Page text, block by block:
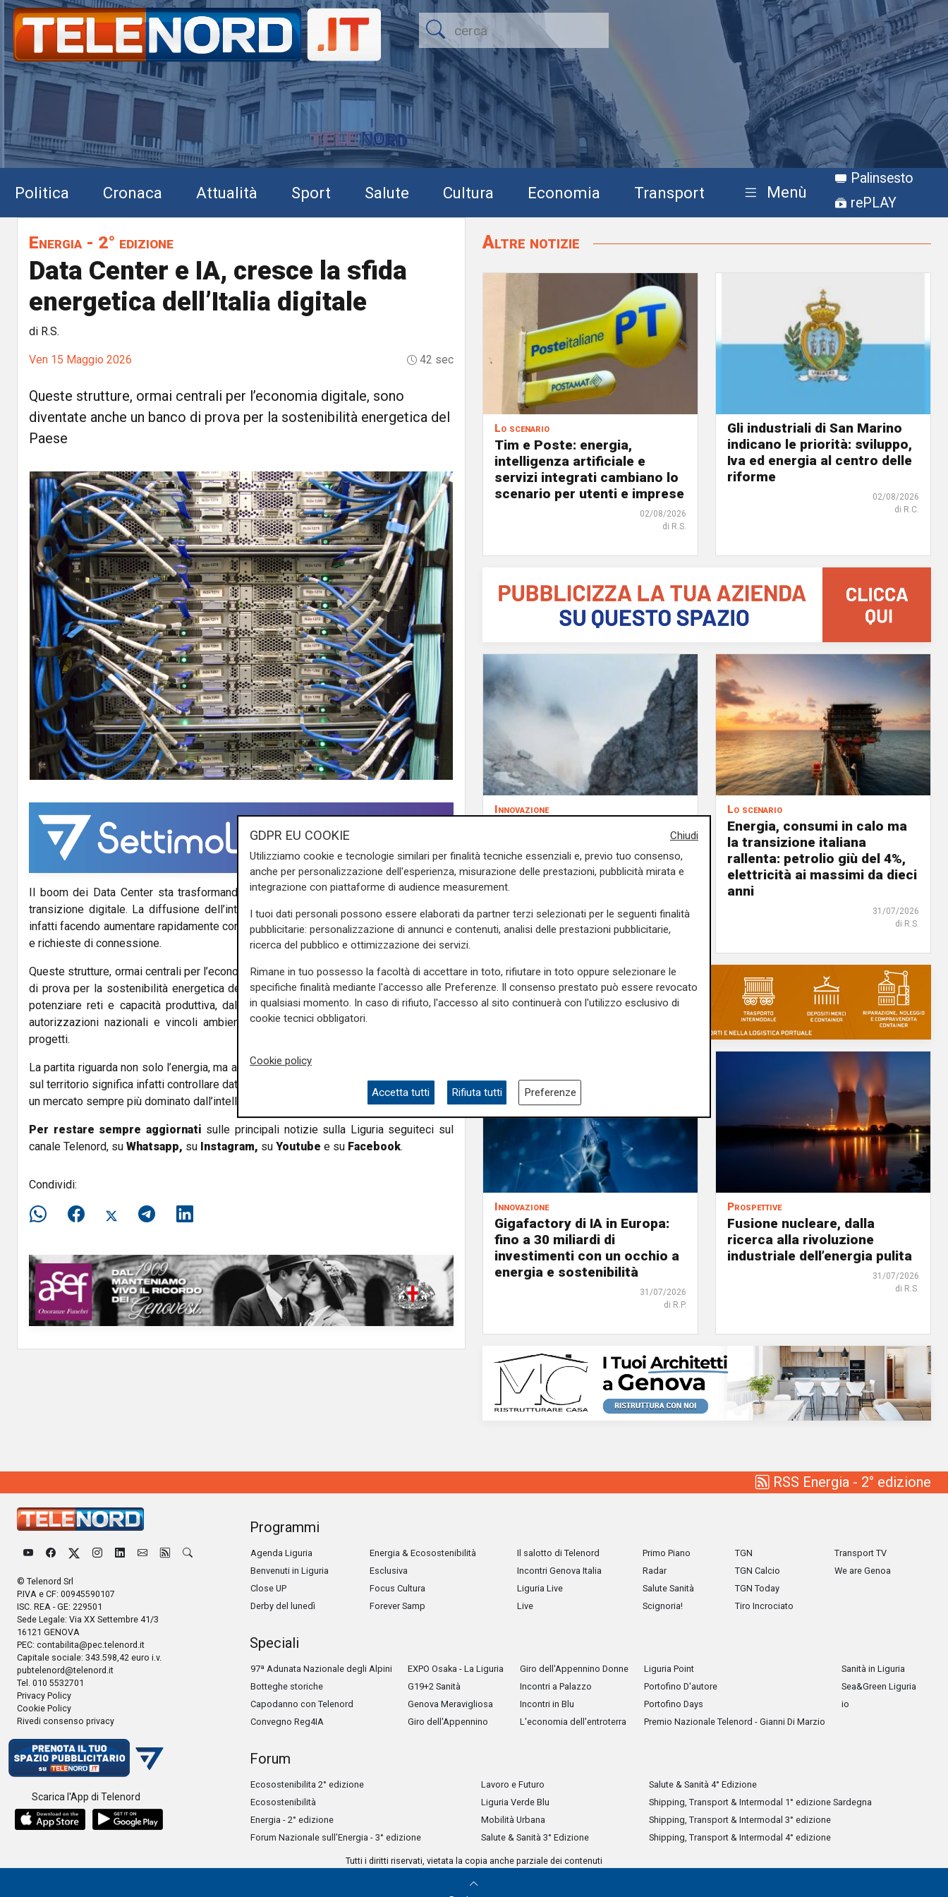
Politica Cronaca Attualità Sport Salute Cultura Economia Transport Menù
Palinsesto
rePLAY
Energia - 2° edizione
Data Center e IA, cresce la sfida
energetica dell’Italia digitale
di R.S.
Ven 15 Maggio 2026 42 sec
Queste strutture, ormai centrali per l’economia digitale, sono
diventate anche un banco di prova per la sostenibilità energetica del
Paese
Il boom dei Data Center sta trasformando l’Italia in uno dei fronti più delicati della
transizione digitale. La diffusione dell’intelligenza artificiale e dei servizi cloud sta
infatti facendo aumentare rapidamente consumi energetici, investimenti infrastrutturali
e richieste di connessione.
Queste strutture, ormai centrali per l’economia digitale, sono diventate anche un banco
di prova per la sostenibilità energetica del Paese. Da un lato cresce la necessità di
potenziare reti e capacità produttiva, dall’altro entrano in gioco normative europee,
autorizzazioni nazionali e vincoli ambientali che influenzano tempi e sviluppo dei
progetti.
La partita riguarda non solo l’energia, ma anche la sovranità digitale: avere Data Center
sul territorio significa infatti controllare dati, servizi strategici e capacità tecnologica in
un mercato sempre più dominato dall’intelligenza artificiale.
Per restare sempre aggiornati sulle principali notizie sulla Liguria seguiteci sul
canale Telenord, su Whatsapp, su Instagram, su Youtube e su Facebook.
Condividi:
Altre notizie
Lo scenario
Tim e Poste: energia,
intelligenza artificiale e
servizi integrati cambiano lo
scenario per utenti e imprese
02/08/2026
di R.S.
Gli industriali di San Marino
indicano le priorità: sviluppo,
Iva ed energia al centro delle
riforme
02/08/2026
di R.C.
Innovazione
Primo Climate per accelerare
la transizione energetica
di R.S.
Lo scenario
Energia, consumi in calo ma
la transizione italiana
rallenta: petrolio giù del 4%,
elettricità ai massimi da dieci
anni
31/07/2026
di R.S.
Innovazione
Gigafactory di IA in Europa:
fino a 30 miliardi di
investimenti con un occhio a
energia e sostenibilità
31/07/2026
di R.P.
Prospettive
Fusione nucleare, dalla
ricerca alla rivoluzione
industriale dell’energia pulita
31/07/2026
di R.S.
RSS Energia - 2° edizione
© Telenord Srl
P.IVA e CF: 00945590107
ISC. REA - GE: 229501
Sede Legale: Via XX Settembre 41/3
16121 GENOVA
PEC: contabilita@pec.telenord.it
Capitale sociale: 343.598,42 euro i.v.
pubtelenord@telenord.it
Tel. 010 5532701
Privacy Policy
Cookie Policy
Rivedi consenso privacy
Scarica l'App di Telenord
Programmi
Agenda Liguria
Benvenuti in Liguria
Close UP
Derby del lunedì
Energia & Ecosostenibilità
Esclusiva
Focus Cultura
Forever Samp
Il salotto di Telenord
Incontri Genova Italia
Liguria Live
Live
Primo Piano
Radar
Salute Sanità
Scignoria!
TGN
TGN Calcio
TGN Today
Tiro Incrociato
Transport TV
We are Genoa
Speciali
97ª Adunata Nazionale degli Alpini
Botteghe storiche
Capodanno con Telenord
Convegno Reg4IA
EXPO Osaka - La Liguria
G19+2 Sanità
Genova Meravigliosa
Giro dell'Appennino
Giro dell'Appennino Donne
Incontri a Palazzo
Incontri in Blu
L'economia dell'entroterra
Liguria Point
Portofino D'autore
Portofino Days
Premio Nazionale Telenord - Gianni Di Marzio
Sanità in Liguria
Sea&Green Liguria
io
Forum
Ecosostenibilita 2° edizione
Ecosostenibilità
Energia - 2° edizione
Forum Nazionale sull’Energia - 3° edizione
Lavoro e Futuro
Liguria Verde Blu
Mobilità Urbana
Salute & Sanità 3° Edizione
Salute & Sanità 4° Edizione
Shipping, Transport & Intermodal 1° edizione Sardegna
Shipping, Transport & Intermodal 3° edizione
Shipping, Transport & Intermodal 4° edizione
Tutti i diritti riservati, vietata la copia anche parziale dei contenuti
Chiudi
GDPR EU COOKIE
Utilizziamo cookie e tecnologie similari per finalità tecniche essenziali e, previo tuo consenso,
anche per personalizzazione dell'esperienza, misurazione delle prestazioni, pubblicità mirata e
integrazione con piattaforme di audience measurement.
I tuoi dati personali possono essere elaborati da partner terzi selezionati per le seguenti finalità
pubblicitarie: personalizzazione di annunci e contenuti, analisi delle prestazioni pubblicitarie,
ricerca del pubblico e ottimizzazione dei servizi.
Rimane in tuo possesso la facoltà di accettare in toto, rifiutare in toto oppure selezionare le
specifiche finalità mediante l'accesso alle Preferenze. Il consenso prestato può essere revocato
in qualsiasi momento. In caso di rifiuto, l'accesso al sito continuerà con l'utilizzo esclusivo di
cookie tecnici obbligatori.
Cookie policy
Accetta tutti Rifiuta tutti Preferenze